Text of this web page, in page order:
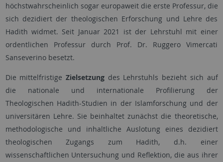
höchstwahrscheinlich sogar europaweit die erste Professur, die
sich dezidiert der theologischen Erforschung und Lehre des
Hadith widmet. Seit Januar 2021 ist der Lehrstuhl mit einer
ordentlichen Professur durch Prof. Dr. Ruggero Vimercati
Sanseverino besetzt.
Die mittelfristige Zielsetzungdes Lehrstuhls bezieht sich auf
die nationale und internationale Profilierung der
Theologischen Hadith-Studien in der Islamforschung und der
universitären Lehre. Sie beinhaltet zunächst die theoretische,
methodologische und inhaltliche Auslotung eines dezidiert
theologischen Zugangs zum Hadith, d.h. einer
wissenschaftlichen Untersuchung und Reflektion, die aus ihrer